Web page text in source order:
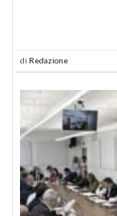
di Redazione